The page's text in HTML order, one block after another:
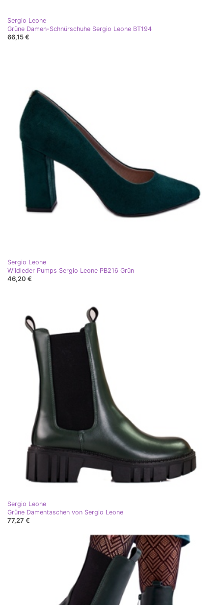
Sergio Leone
Grüne Damen-Schnürschuhe Sergio Leone BT194
66,15 €
Sergio Leone
Wildleder Pumps Sergio Leone PB216 Grün
46,20 €
Sergio Leone
Grüne Damentaschen von Sergio Leone
77,27 €